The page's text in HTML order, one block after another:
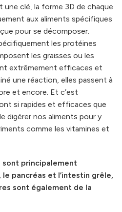
une clé, la forme 3D de chaque
aux aliments spécifiques
pour se décomposer.
les protéines
les graisses ou les
extrêmement efficaces et
une réaction, elles passent à
et encore. Et c’est
si rapides et efficaces que
digérer nos aliments pour y
comme les vitamines et
sont principalement
le pancréas et l’intestin grêle,
sont également de la